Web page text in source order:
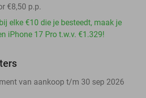
€8,50 p.p.
elke €10 die je besteedt, maak je
iPhone 17 Pro t.w.v. €1.329!
van aankoop t/m 30 sep 2026